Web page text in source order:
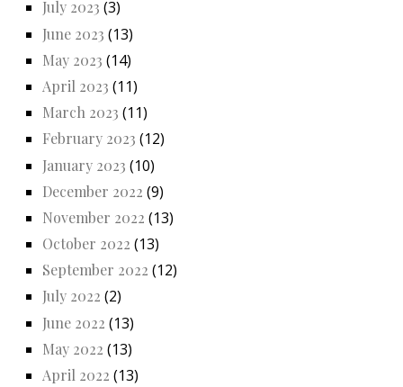
July 2023 (3)
June 2023 (13)
May 2023 (14)
April 2023 (11)
March 2023 (11)
February 2023 (12)
January 2023 (10)
December 2022 (9)
November 2022 (13)
October 2022 (13)
September 2022 (12)
July 2022 (2)
June 2022 (13)
May 2022 (13)
April 2022 (13)